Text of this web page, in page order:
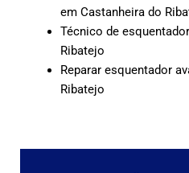
em Castanheira do
Técnico de
Ribatejo
Reparar esquentador
Ribatejo